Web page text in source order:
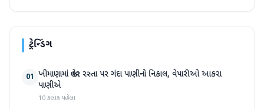
ટ્રેન્ડિંગ
01 ખીમાણામાં જાહેર રસ્તા પર ગંદા પાણીનો નિકાલ, વેપારીઓ આકરા
પાણીએ
10 કલાક પહેલા